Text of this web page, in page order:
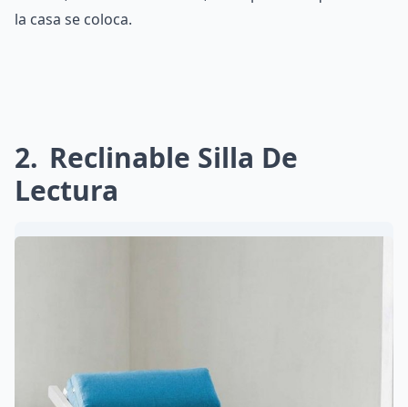
la casa se coloca.
2 Reclinable Silla De
Lectura